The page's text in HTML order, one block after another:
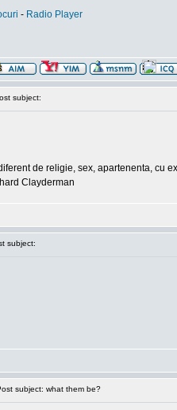
- Radio Player
subject:
de religie, sex, apartenenta, cu
Clayderman
subject:
subject: what them be?